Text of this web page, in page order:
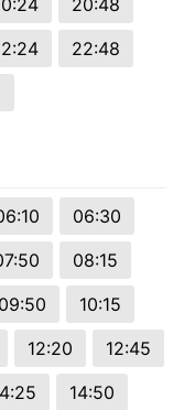
20:48
22:48
06:30
08:15
09:50
10:15
12:20
12:45
14:50